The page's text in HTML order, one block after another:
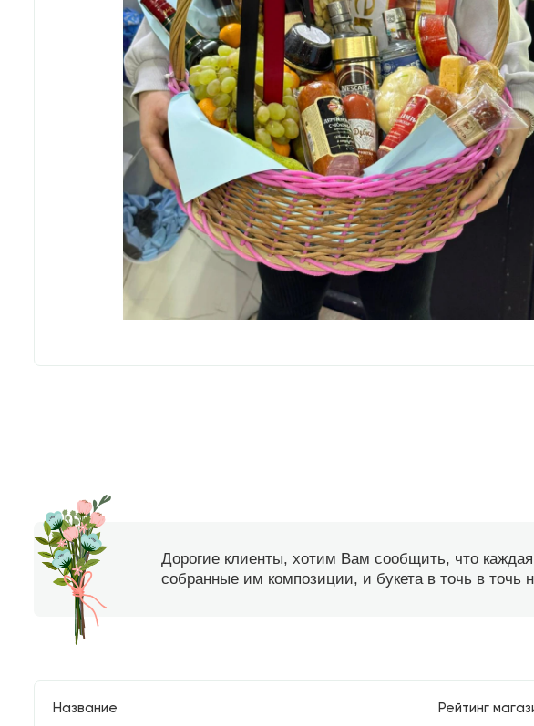
Дорогие клиенты, хотим Вам сообщить, что
собранные им композиции, и букета в точь в точь
Название Рейтинг